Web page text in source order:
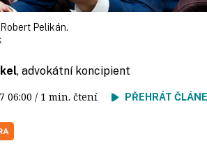
Pelikán.
, advokátní koncipient
06:00 / 1 min. čtení PŘEHRÁT